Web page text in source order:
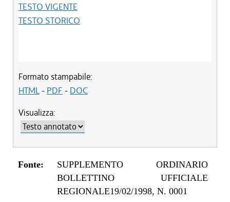
TESTO VIGENTE
TESTO STORICO
Formato stampabile:
HTML- PDF - DOC
Visualizza:
Fonte:
SUPPLEMENTO ORDINARIO
BOLLETTINO UFFICIALE
REGIONALE19/02/1998, N. 0001